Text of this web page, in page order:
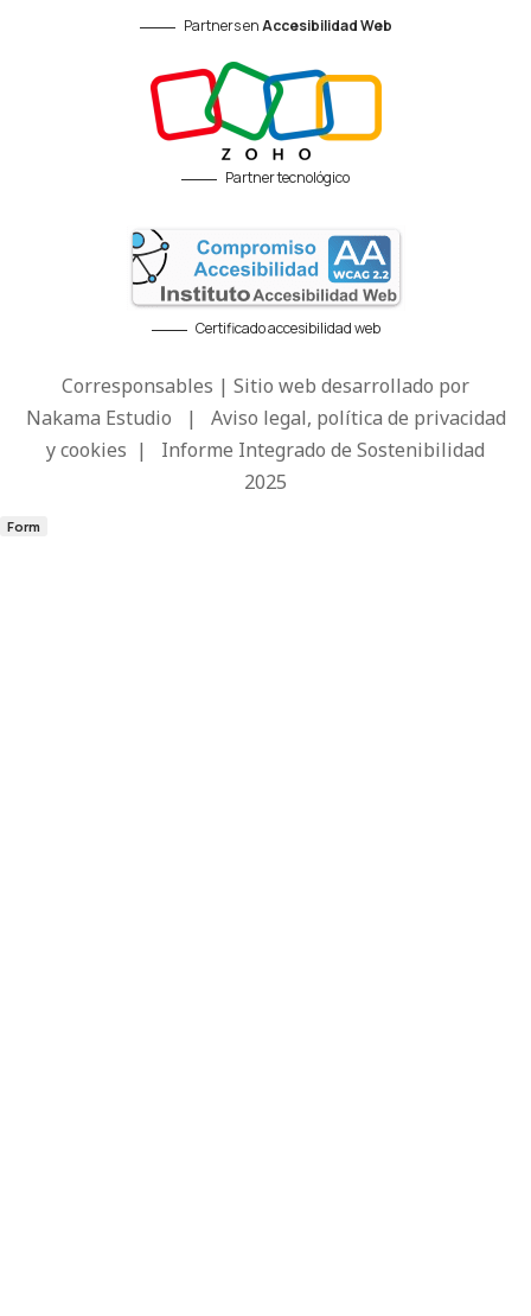
Partners enAccesibilidad Web
Partner tecnológico
Certificado accesibilidad web
Corresponsables | Sitio web desarrollado por
Nakama Estudio | Aviso legal, política de privacidad
y cookies | Informe Integrado de Sostenibilidad
2025
Form